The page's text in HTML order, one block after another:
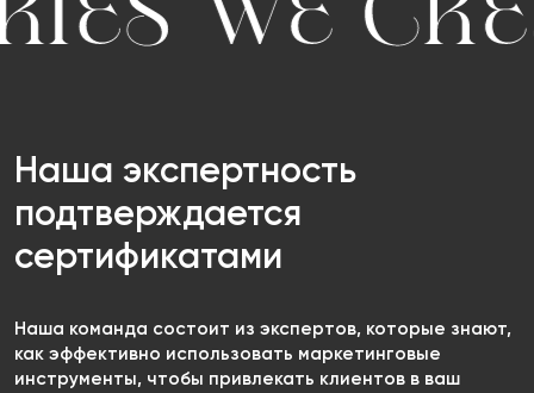
Наша экспертность
подтверждается
сертификатами
Наша команда состоит из экспертов, которые знают,
как эффективно использовать маркетинговые
инструменты, чтобы привлекать клиентов в ваш